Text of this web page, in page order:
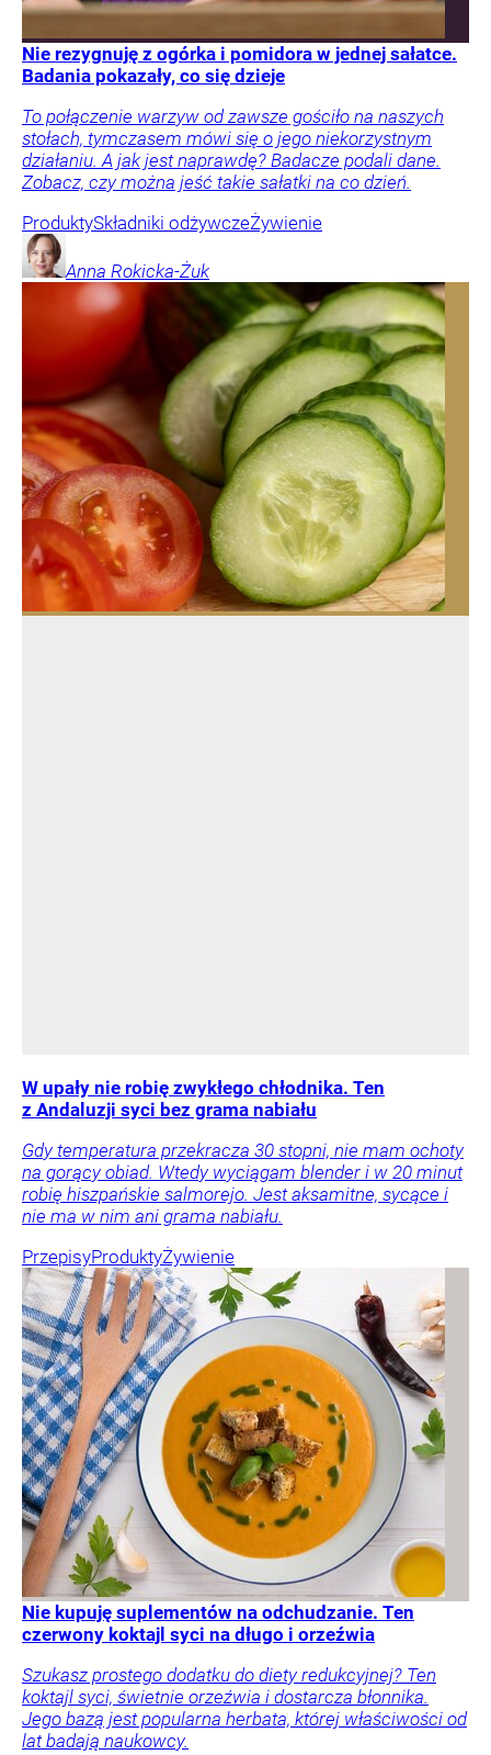
Nie rezygnuję z ogórka i pomidora w jednej sałatce.
Badania pokazały, co się dzieje
To połączenie warzyw od zawsze gościło na naszych
stołach, tymczasem mówi się o jego niekorzystnym
działaniu. A jak jest naprawdę? Badacze podali dane.
Zobacz, czy można jeść takie sałatki na co dzień.
ProduktySkładniki odżywczeŻywienie
Anna Rokicka-Żuk
W upały nie robię zwykłego chłodnika. Ten
z Andaluzji syci bez grama nabiału
Gdy temperatura przekracza 30 stopni, nie mam ochoty
na gorący obiad. Wtedy wyciągam blender i w 20 minut
robię hiszpańskie salmorejo. Jest aksamitne, sycące i
nie ma w nim ani grama nabiału.
PrzepisyProduktyŻywienie
Nie kupuję suplementów na odchudzanie. Ten
czerwony koktajl syci na długo i orzeźwia
Szukasz prostego dodatku do diety redukcyjnej? Ten
koktajl syci, świetnie orzeźwia i dostarcza błonnika.
Jego bazą jest popularna herbata, której właściwości od
lat badają naukowcy.